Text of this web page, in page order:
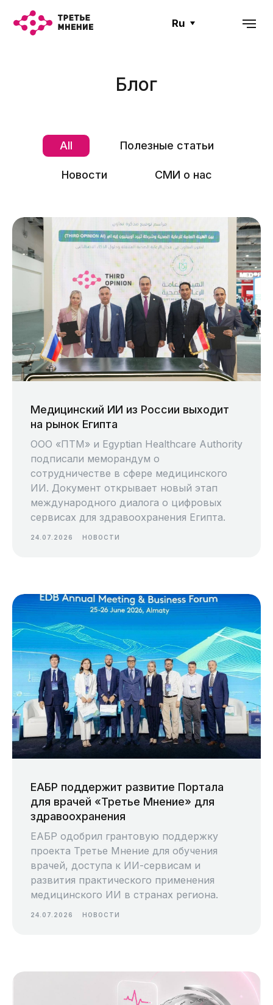
Блог
All Полезные статьи
Новости СМИ о нас
Медицинский ИИ из России выходит
на рынок Египта
ООО «ПТМ» и Egyptian Healthcare Authority
подписали меморандум о
сотрудничестве в сфере медицинского
ИИ. Документ открывает новый этап
международного диалога о цифровых
сервисах для здравоохранения Египта.
24.07.2026 НОВОСТИ
ЕАБР поддержит развитие Портала
для врачей «Третье Мнение» для
здравоохранения
ЕАБР одобрил грантовую поддержку
проекта Третье Мнение для обучения
врачей, доступа к ИИ-сервисам и
развития практического применения
медицинского ИИ в странах региона.
24.07.2026 НОВОСТИ